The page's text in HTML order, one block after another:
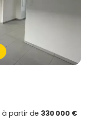
à partir de 330 000 €